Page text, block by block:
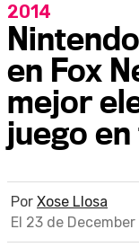
en Fox
mejor
juego
2014
Por Xose Llosa
El 23 de December